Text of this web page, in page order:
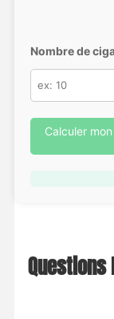
Nombre de
Calculer
Questions